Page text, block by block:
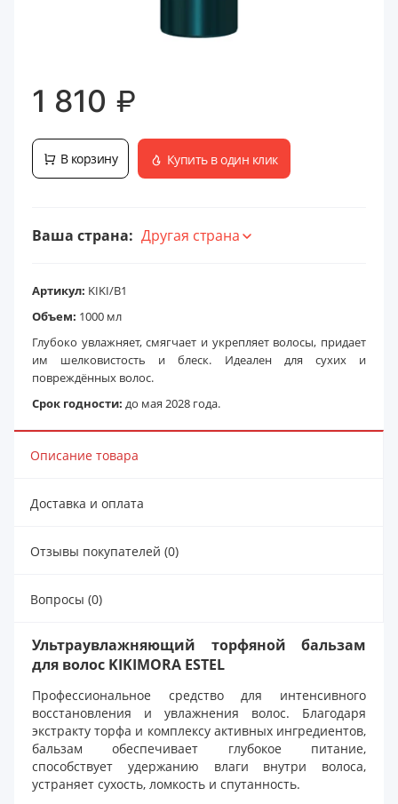
1 810 ₽
В корзину Купить в один клик
Ваша страна: Другая страна
Артикул: KIKI/B1
Объем: 1000 мл
Глубоко увлажняет, смягчает и укрепляет волосы, придает
им шелковистость и блеск. Идеален для сухих и
повреждённых волос.
Срок годности: до мая 2028 года.
Описание товара
Доставка и оплата
Отзывы покупателей (0)
Вопросы (0)
Ультраувлажняющий торфяной бальзам
для волос KIKIMORA ESTEL
Профессиональное средство для интенсивного
восстановления и увлажнения волос. Благодаря
экстракту торфа и комплексу активных ингредиентов,
бальзам обеспечивает глубокое питание,
способствует удержанию влаги внутри волоса,
устраняет сухость, ломкость и спутанность.